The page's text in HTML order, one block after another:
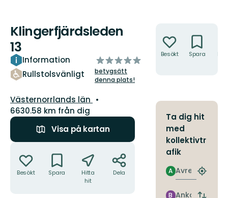
Klingerfjärdsleden
13
Information
Rullstolsvänligt
av
5
stjärnor
betygsätt
denna plats!
Län:
Västernorrlands län
6630.58 km från dig
Visa på kartan
Besökt Spara
Hitta
hit
Dela
Besökt Spara
Ta dig hit
med
kollektivtr
afik
Avresa
A
Hitta
Ankomst
B